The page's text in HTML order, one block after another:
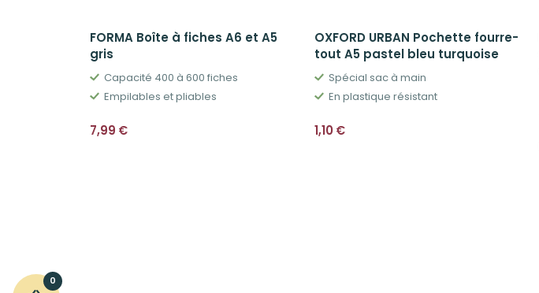
FORMA Boîte à fiches A6 et A5
gris
Capacité 400 à 600 fiches
Empilables et pliables
7,99 €
OXFORD URBAN Pochette fourre-
tout A5 pastel bleu turquoise
Spécial sac à main
En plastique résistant
1,10€
0